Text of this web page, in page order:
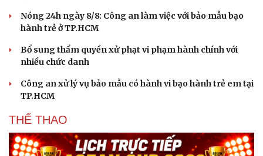
Nóng 24h ngày 8/8: Công an làm việc với bảo mẫu bạo
hành trẻ ở TP.HCM
Bổ sung thẩm quyền xử phạt vi phạm hành chính với
nhiều chức danh
Công an xử lý vụ bảo mẫu có hành vi bạo hành trẻ em tại
TP.HCM
THỂ THAO